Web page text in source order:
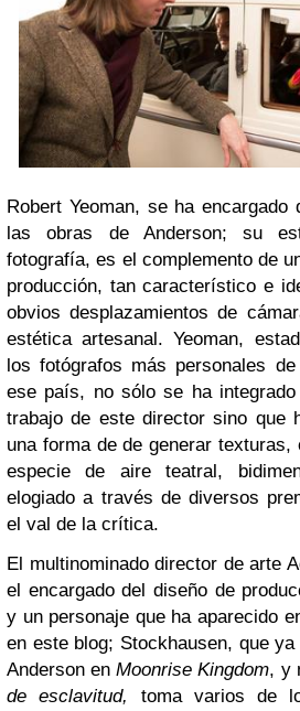
Robert Yeoman, se ha
las obras de Anderson; su
fotografía, es el complemento de
producción, tan característico e
obvios desplazamientos de
estética artesanal. Yeoman,
los fotógrafos más personales
ese país, no sólo se ha
trabajo de este director sino que
una forma de de generar
especie de aire teatral,
elogiado a través de diversos
el val de la crítica.
El multinominado director de arte
el encargado del diseño de
y un personaje que ha aparecido
en este blog; Stockhausen, que
Anderson enMoonrise Kingdom, y
de esclavitud, toma varios de